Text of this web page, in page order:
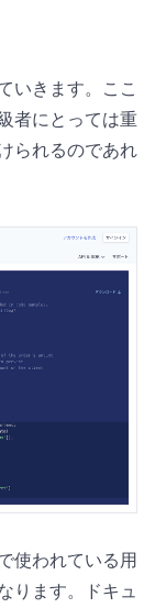
いきます。ここ
者にとっては重
られるのであれ
使われている用
ります。ドキュ